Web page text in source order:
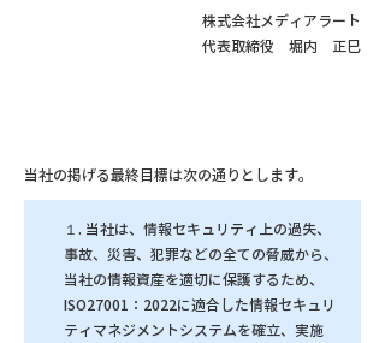
株式会社メディアラート
代表取締役 堀内 正巳
当社の掲げる最終目標は次の通りとします。
１. 当社は、情報セキュリティ上の過失、
事故、災害、犯罪などの全ての脅威から、
当社の情報資産を適切に保護するため、
ISO27001：2022に適合した情報セキュリ
ティマネジメントシステムを確立、実施